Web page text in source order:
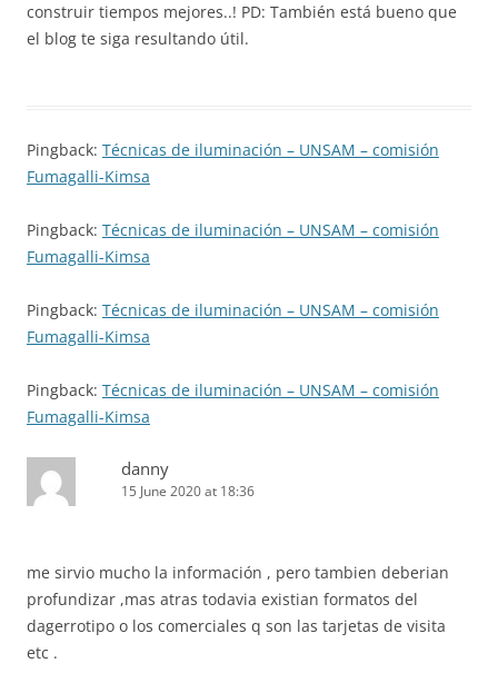
construir tiempos mejores..! PD: También está bueno que
el blog te siga resultando útil.
Pingback: Técnicas de iluminación – UNSAM – comisión
Fumagalli-Kimsa
Pingback: Técnicas de iluminación – UNSAM – comisión
Fumagalli-Kimsa
Pingback: Técnicas de iluminación – UNSAM – comisión
Fumagalli-Kimsa
Pingback: Técnicas de iluminación – UNSAM – comisión
Fumagalli-Kimsa
danny
15 June 2020 at 18:36
me sirvio mucho la información , pero tambien deberian
profundizar ,mas atras todavia existian formatos del
dagerrotipo o los comerciales q son las tarjetas de visita
etc .